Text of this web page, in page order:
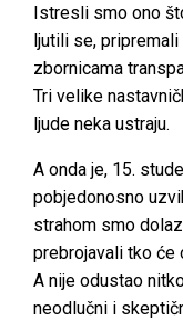
Istresli smo ono
ljutili se,
zbornicama
Tri velike
ljude neka ustraju.
A onda je, 15.
pobjedonosno
strahom smo
prebrojavali tko će
A nije odustao
neodlučni i